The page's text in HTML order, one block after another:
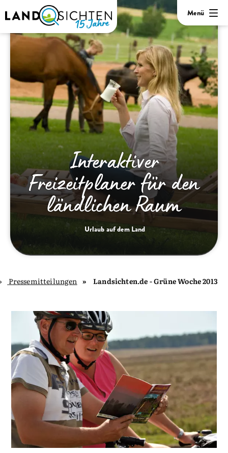
Menü
Interaktiver
Freizeitplaner für den
ländlichen Raum
Urlaub auf dem Land
Landsichten.de - Grüne Woche 2013
Pressemitteilungen